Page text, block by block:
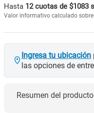
Hasta 12 cuotas de $1083
Valor informativo calculado
Ingresa tu ubicación
las opciones de
Resumen del producto